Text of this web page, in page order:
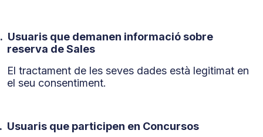
Usuaris que demanen informació sobre
reserva de Sales
El tractament de les seves dades està legitimat en
el seu consentiment.
Usuaris que participen en Concursos